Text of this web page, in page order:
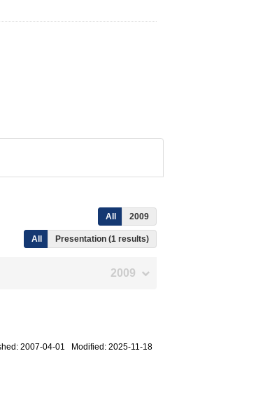
All 2009
All Presentation (1 results)
2009
2007-04-01 Modified: 2025-11-18